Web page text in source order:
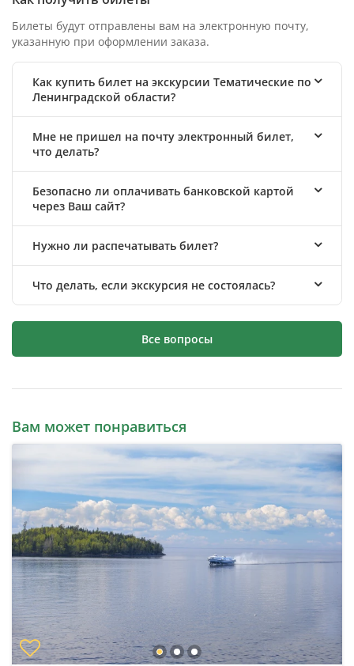
Билеты будут отправлены вам на электронную почту,
указанную при оформлении заказа.
Как купить билет на экскурсии Тематические по
Ленинградской области?
Мне не пришел на почту электронный билет,
что делать?
Безопасно ли оплачивать банковской картой
через Ваш сайт?
Нужно ли распечатывать билет?
Что делать, если экскурсия не состоялась?
Все вопросы
Вам может понравиться